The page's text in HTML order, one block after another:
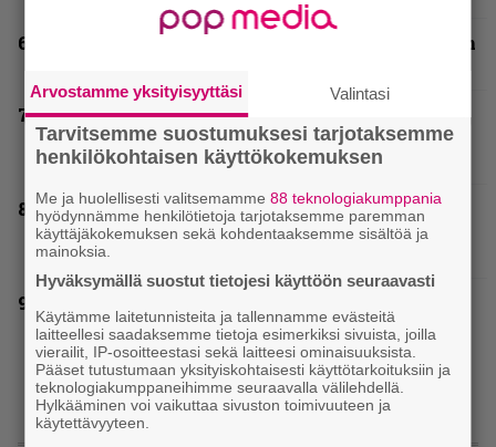
Blind Channel aktivoituu jälleen uuden levyn
Näin lähtee Ghostin Tobias Forgelta Accept –
menossa mukana myös Anthrax- ja Korn-
miehistöä
”En kadu mitään” – Rick Rozz ei tunne
katkeruutta siitä, ettei ollut mukana Deathin
debyytillä
uudesta levystä, julkaisi myös uuden
maistiaisen
Arvostamme yksityisyyttäsi Valintasi
Tarvitsemme suostumuksesi tarjotaksemme
henkilökohtaisen käyttökokemuksen
Me ja huolellisesti valitsemamme88 teknologiakumppania
hyödynnämme henkilötietoja tarjotaksemme paremman
käyttäjäkokemuksen sekä kohdentaaksemme sisältöä ja
mainoksia.
Hyväksymällä suostut tietojesi käyttöön seuraavasti
Käytämme laitetunnisteita ja tallennamme evästeitä
laitteellesi saadaksemme tietoja esimerkiksi sivuista, joilla
vierailit, IP-osoitteestasi sekä laitteesi ominaisuuksista.
Pääset tutustumaan yksityiskohtaisesti käyttötarkoituksiin ja
teknologiakumppaneihimme seuraavalla välilehdellä.
Hylkääminen voi vaikuttaa sivuston toimivuuteen ja
käytettävyyteen.